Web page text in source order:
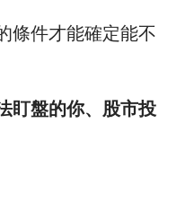
條件才能確定能不
盯盤的你、股市投